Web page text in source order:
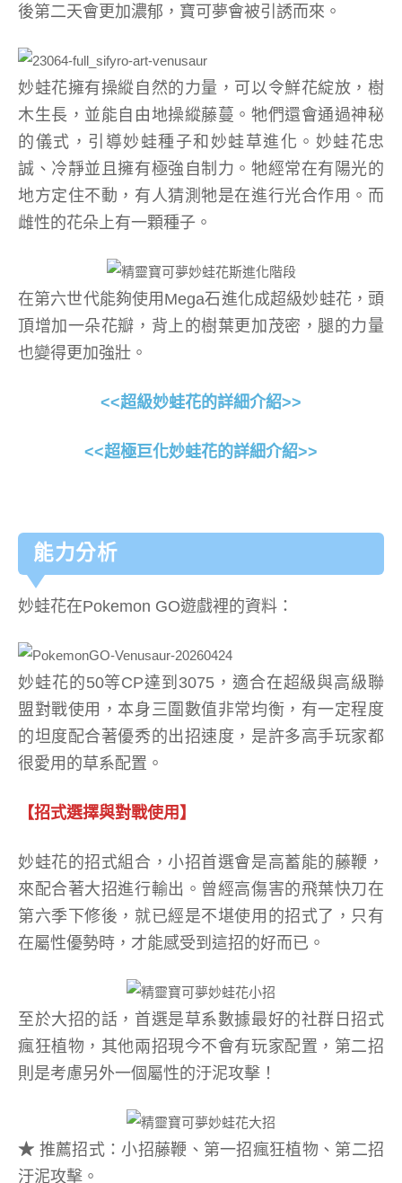
後第二天會更加濃郁，寶可夢會被引誘而來。
妙蛙花擁有操縱自然的力量，可以令鮮花綻放，樹
木生長，並能自由地操縱藤蔓。牠們還會通過神秘
的儀式，引導妙蛙種子和妙蛙草進化。妙蛙花忠
誠、冷靜並且擁有極強自制力。牠經常在有陽光的
地方定住不動，有人猜測牠是在進行光合作用。而
雌性的花朵上有一顆種子。
在第六世代能夠使用Mega石進化成超級妙蛙花，頭
頂增加一朵花瓣，背上的樹葉更加茂密，腿的力量
也變得更加強壯。
<<超級妙蛙花的詳細介紹>>
<<超極巨化妙蛙花的詳細介紹>>
能力分析
妙蛙花在Pokemon GO遊戲裡的資料：
妙蛙花的50等CP達到3075，適合在超級與高級聯
盟對戰使用，本身三圍數值非常均衡，有一定程度
的坦度配合著優秀的出招速度，是許多高手玩家都
很愛用的草系配置。
【招式選擇與對戰使用】
妙蛙花的招式組合，小招首選會是高蓄能的藤鞭，
來配合著大招進行輸出。曾經高傷害的飛葉快刀在
第六季下修後，就已經是不堪使用的招式了，只有
在屬性優勢時，才能感受到這招的好而已。
至於大招的話，首選是草系數據最好的社群日招式
瘋狂植物，其他兩招現今不會有玩家配置，第二招
則是考慮另外一個屬性的汙泥攻擊！
★ 推薦招式：小招藤鞭、第一招瘋狂植物、第二招
汙泥攻擊。